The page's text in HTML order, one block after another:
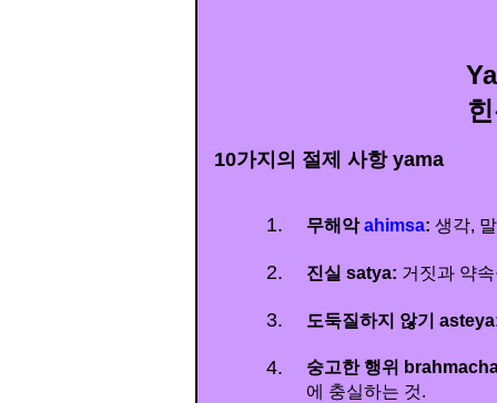
10가지의 절제 사항 yama
1. 무해악ahimsa: 생각,
2. 진실 satya: 거짓과 약
3. 도둑질하지 않기
4.
숭고한 행위
에 충실하는 것.